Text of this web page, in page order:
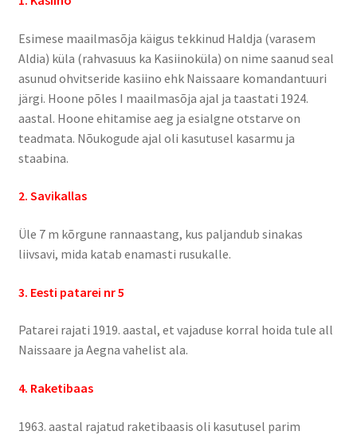
Info
Ajaloost
Galerii
Hea teada
TRANSPORT NAISSAARELE
Majutus
Esimese maailmasõja käigus tekkinud Haldja (varasem
Aldia) küla (rahvasuus ka Kasiinoküla) on nime saanud seal
asunud ohvitseride kasiino ehk Naissaare komandantuuri
järgi. Hoone põles I maailmasõja ajal ja taastati 1924.
aastal. Hoone ehitamise aeg ja esialgne otstarve on
teadmata. Nõukogude ajal oli kasutusel kasarmu ja
staabina.
2. Savikallas
Üle 7 m kõrgune rannaastang, kus paljandub sinakas
liivsavi, mida katab enamasti rusukalle.
3. Eesti patarei nr 5
Patarei rajati 1919. aastal, et vajaduse korral hoida tule all
Naissaare ja Aegna vahelist ala.
4. Raketibaas
1963. aastal rajatud raketibaasis oli kasutusel parim